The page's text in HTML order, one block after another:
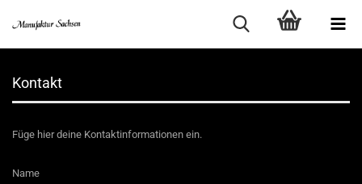
Kontakt
Füge hier deine Kontaktinformationen ein.
KONTAKT
Name